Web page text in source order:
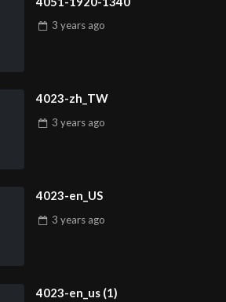
3 years ago
4023-zh_TW
3 years ago
4023-en_US
3 years ago
4023-en_us (1)